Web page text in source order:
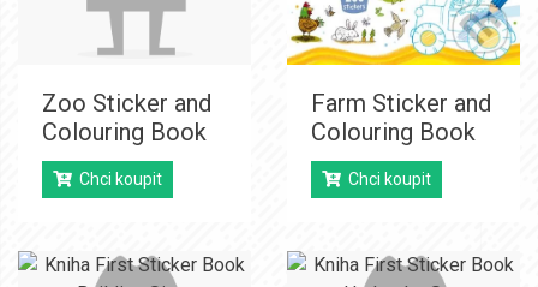
Zoo Sticker and
Colouring Book
Chci koupit
Farm Sticker and
Colouring Book
Chci koupit